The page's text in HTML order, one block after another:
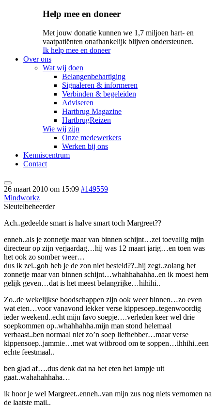
Help mee en doneer
Met jouw donatie kunnen we 1,7 miljoen hart- en
vaatpatiënten onafhankelijk blijven ondersteunen.
Ik help mee en doneer
Over ons
Wat wij doen
Belangenbehartiging
Signaleren & informeren
Verbinden & begeleiden
Adviseren
Hartbrug Magazine
HartbrugReizen
Wie wij zijn
Onze medewerkers
Werken bij ons
Kenniscentrum
Contact
26 maart 2010 om 15:09 #149559
Mindworkz
Sleutelbeheerder
Ach..gedeelde smart is halve smart toch Margreet??
enneh..als je zonnetje maar van binnen schijnt…zei toevallig mijn
directeur op zijn verjaardag…hij was 12 maart jarig…en toen was
het ook zo somber weer…
dus ik zei..goh heb je de zon niet besteld??..hij zegt..zolang het
zonnetje maar van binnen schijnt…whahhahahha..en ik moest hem
gelijk geven…dat is het meest belangrijke…hihihi..
Zo..de wekelijkse boodschappen zijn ook weer binnen…zo even
wat eten…voor vanavond lekker verse kippesoep..tegenwoordig
ieder weekend..echt mijn favo soepje….verleden keer wel drie
soepkommen op..whahhahha.mijn man stond helemaal
verbaast..ben normaal niet zo’n soep liefhebber…maar verse
kippensoep..jammie…met wat witbrood om te soppen…ihhihi..een
echte feestmaal..
ben glad af….dus denk dat na het eten het lampje uit
gaat..wahahahhaha…
ik hoor je wel Margreet..enneh..van mijn zus nog niets vernomen na
de laatste mail..